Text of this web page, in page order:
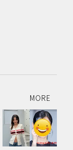
MORE